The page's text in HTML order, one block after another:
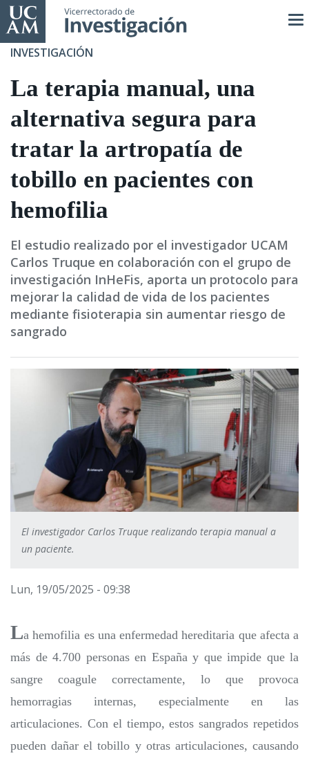
Pasar
al
contenido
INVESTIGACIÓN
La terapia manual, una
alternativa segura para
tratar la artropatía de
tobillo en pacientes con
hemofilia
El estudio realizado por el investigador UCAM
Carlos Truque en colaboración con el grupo de
investigación InHeFis, aporta un protocolo para
mejorar la calidad de vida de los pacientes
mediante fisioterapia sin aumentar riesgo de
sangrado
El investigador Carlos Truque realizando terapia manual a
un paciente.
Lun, 19/05/2025 - 09:38
La hemofilia es una enfermedad hereditaria que afecta a
más de 4.700 personas en España y que impide que la
sangre coagule correctamente, lo que provoca
hemorragias internas, especialmente en las
articulaciones. Con el tiempo, estos sangrados repetidos
pueden dañar el tobillo y otras articulaciones, causando